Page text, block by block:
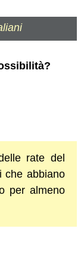
rate del
che abbiano
per almeno